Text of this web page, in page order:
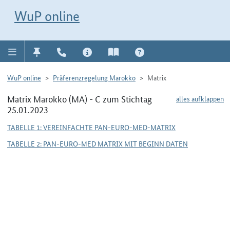
WuP online
WuP online Präferenzregelung Marokko Matrix
alles aufklappen
Matrix Marokko (MA) - C zum Stichtag
25.01.2023
TABELLE 1: VEREINFACHTE PAN-EURO-MED-MATRIX
TABELLE 2: PAN-EURO-MED MATRIX MIT BEGINN DATEN